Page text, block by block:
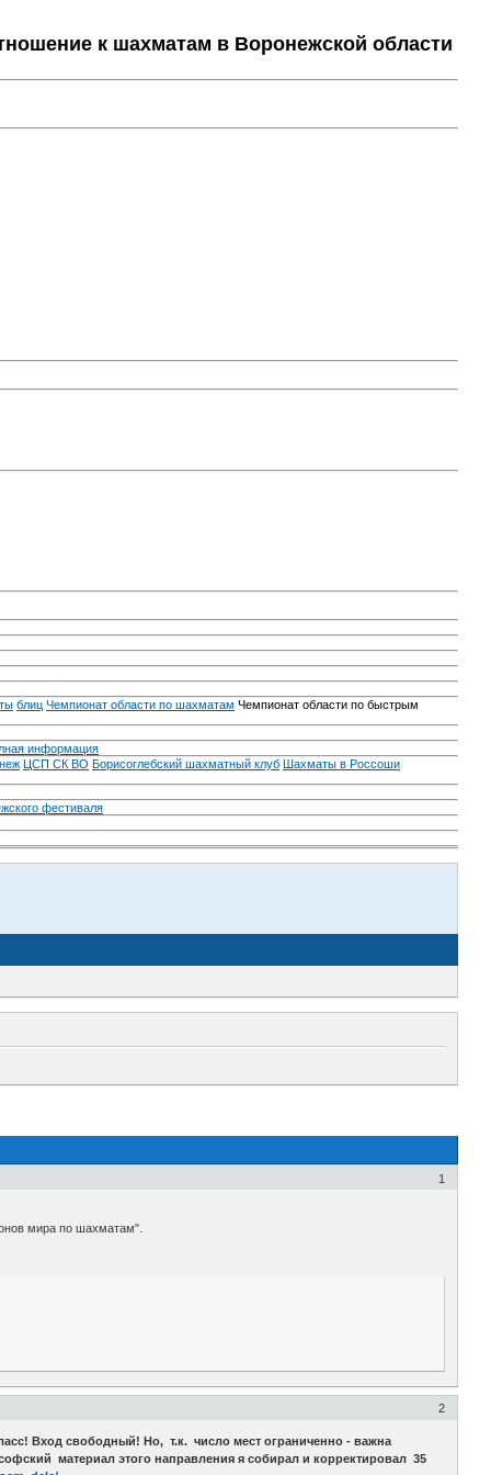
к шахматам в Воронежской области
блиц Чемпионат области по шахматам Чемпионат области по быстрым
информация
ЦСП СК ВО Борисоглебский шахматный клуб Шахматы в Россоши
фестиваля
1
мира по шахматам".
2
Вход свободный! Но, т.к. число мест ограниченно - важна
материал этого направления я собирал и корректировал 35